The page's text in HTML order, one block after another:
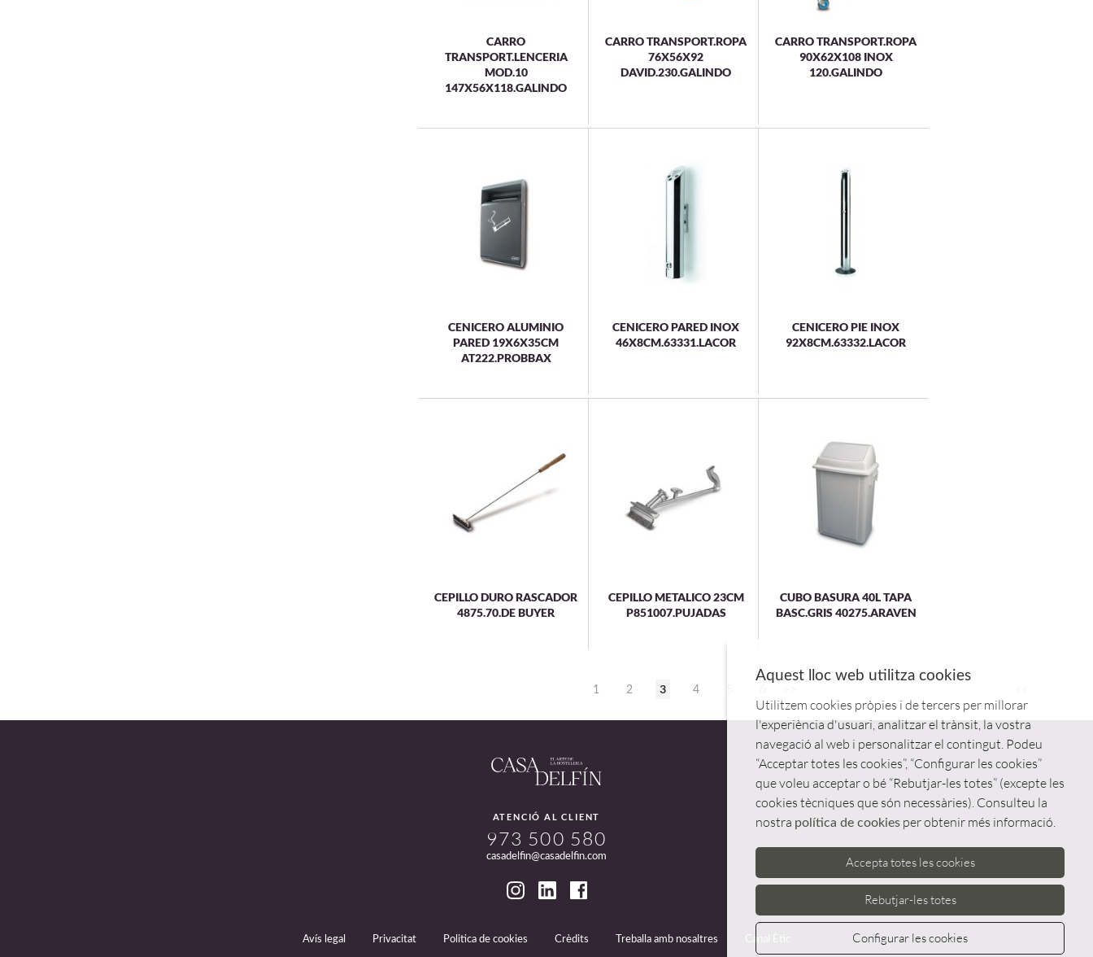
CARRO
TRANSPORT.LENCERIA
MOD.10
147X56X118.GALINDO
CARRO TRANSPORT.ROPA
76X56X92
DAVID.230.GALINDO
CARRO TRANSPORT.ROPA
90X62X108 INOX
120.GALINDO
CENICERO ALUMINIO
PARED 19X6X35CM
AT222.PROBBAX
CENICERO PARED INOX
46X8CM.63331.LACOR
CENICERO PIE INOX
92X8CM.63332.LACOR
CEPILLO DURO RASCADOR
4875.70.DE BUYER
CEPILLO METALICO 23CM
P851007.PUJADAS
CUBO BASURA 40L TAPA
BASC.GRIS 40275.ARAVEN
1 2 3 4
ATENCIÓ AL CLIENT
973 500 580
casadelfin@casadelfin.com
Avís legal Privacitat Politica de cookies Crèdits Treballa amb nosaltres
Aquest lloc web utilitza cookies
Utilitzem cookies pròpies i de tercers per millorar
l'experiència d'usuari, analitzar el trànsit, la vostra
navegació al web i personalitzar el contingut. Podeu
“Acceptar totes les cookies”, “Configurar les cookies”
que voleu acceptar o bé “Rebutjar-les totes” (excepte les
cookies tècniques que són necessàries). Consulteu la
nostra política de cookies per obtenir més informació.
Accepta totes les cookies
Rebutjar-les totes
Configurar les cookies